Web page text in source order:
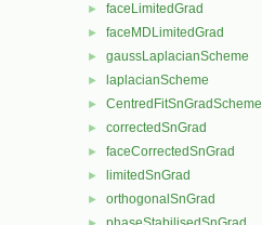
► faceLimitedGrad
► faceMDLimitedGrad
► gaussLaplacianScheme
► laplacianScheme
► CentredFitSnGradScheme
► correctedSnGrad
► faceCorrectedSnGrad
► limitedSnGrad
► orthogonalSnGrad